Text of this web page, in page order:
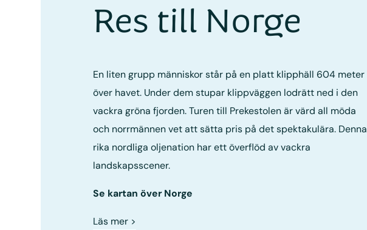
Res till Norge
En liten grupp människor står på en platt klipphäll 604 meter
över havet. Under dem stupar klippväggen lodrätt ned i den
vackra gröna fjorden. Turen till Prekestolen är värd all möda
och norrmännen vet att sätta pris på det spektakulära. Denna
rika nordliga oljenation har ett överflöd av vackra
landskapsscener.
Se kartan över Norge
Läs mer >